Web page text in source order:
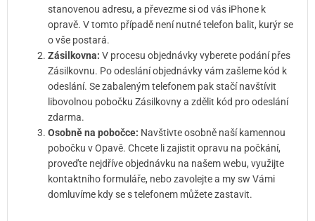
stanovenou adresu, a převezme si od vás iPhone k
opravě. V tomto případě není nutné telefon balit, kurýr se
o vše postará.
Zásilkovna: V procesu objednávky vyberete podání přes
Zásilkovnu. Po odeslání objednávky vám zašleme kód k
odeslání. Se zabaleným telefonem pak stačí navštívit
libovolnou pobočku Zásilkovny a zdělit kód pro odeslání
zdarma.
Osobně na pobočce: Navštivte osobně naší kamennou
pobočku v Opavě. Chcete li zajistit opravu na počkání,
proveďte nejdříve objednávku na našem webu, využijte
kontaktního formuláře, nebo zavolejte a my sw Vámi
domluvíme kdy se s telefonem můžete zastavit.